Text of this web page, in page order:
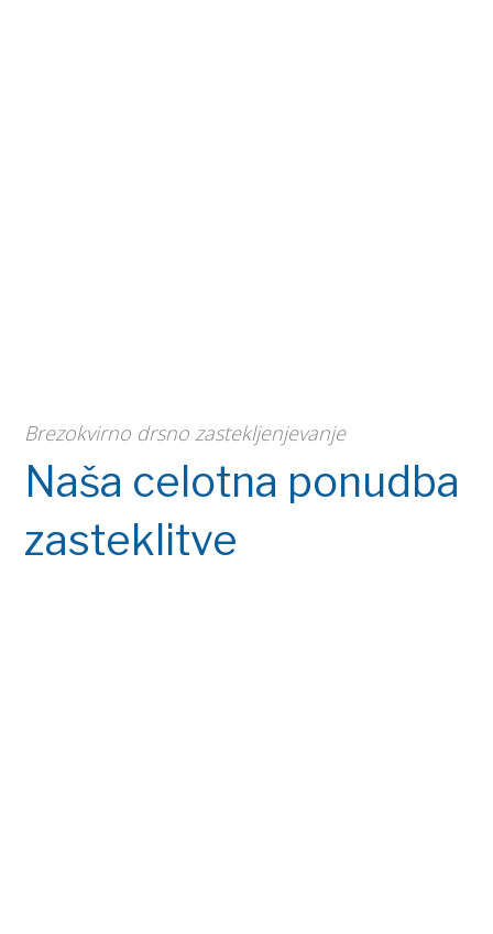
Brezokvirno drsno zastekljenjevanje
Naša celotna ponudba
zasteklitve